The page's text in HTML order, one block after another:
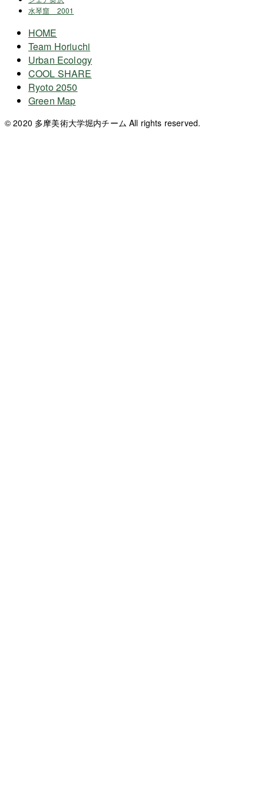
水琴窟 2001
HOME
Team Horiuchi
Urban Ecology
COOL SHARE
Ryoto 2050
Green Map
© 2020 多摩美術大学堀内チーム All rights reserved.